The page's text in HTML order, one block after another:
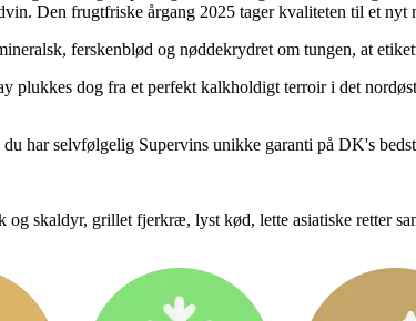
Den frugtfriske årgang 2025 tager kvaliteten til et nyt
ferskenblød og nøddekrydret om tungen, at
plukkes dog fra et perfekt kalkholdigt terroir i det
selvfølgelig Supervins unikke garanti på DK's
og skaldyr, grillet fjerkræ, lyst kød, lette asiatiske retter